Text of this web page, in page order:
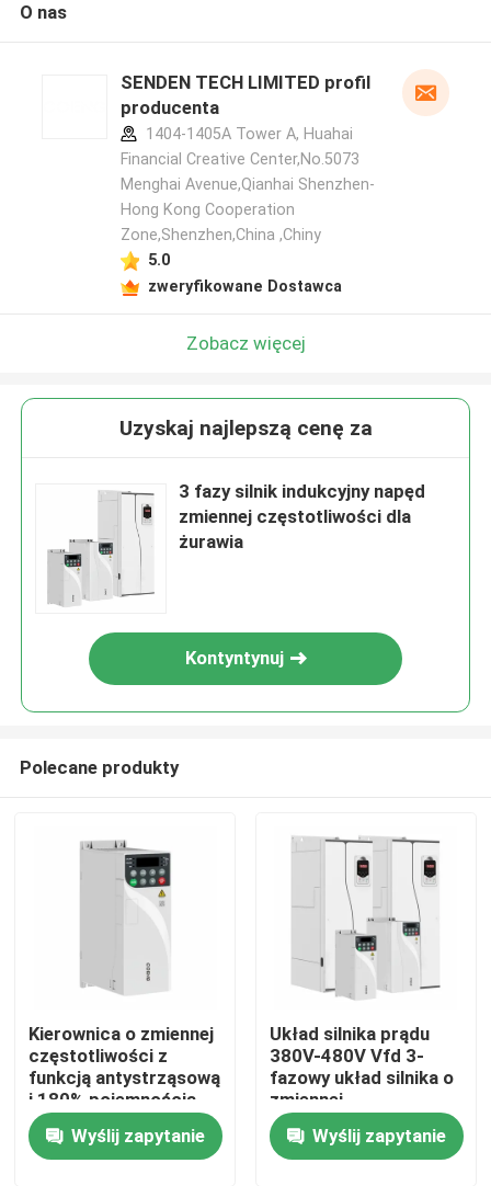
Do domu
Produkty
O nas
SENDEN TECH LIMITED profil
producenta
1404-1405A Tower A, Huahai
Financial Creative Center,No.5073
Menghai Avenue,Qianhai Shenzhen-
Hong Kong Cooperation
Zone,Shenzhen,China ,Chiny
5.0
zweryfikowane Dostawca
Zobacz więcej
Uzyskaj najlepszą cenę za
3 fazy silnik indukcyjny napęd
zmiennej częstotliwości dla
żurawia
Kontyntynuj
Polecane produkty
Kierownica o zmiennej
częstotliwości z
funkcją antystrząsową
i 180% pojemnością
przeciążenia
Wyślij zapytanie
Układ silnika prądu
380V-480V Vfd 3-
fazowy układ silnika o
zmiennej
częstotliwości
Wyślij zapytanie